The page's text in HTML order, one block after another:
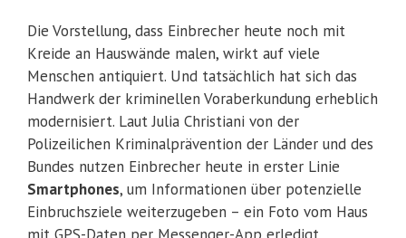
Die Vorstellung, dass Einbrecher heute noch mit
Kreide an Hauswände malen, wirkt auf viele
Menschen antiquiert. Und tatsächlich hat sich das
Handwerk der kriminellen Voraberkundung erheblich
modernisiert. Laut Julia Christiani von der
Polizeilichen Kriminalprävention der Länder und des
Bundes nutzen Einbrecher heute in erster Linie
Smartphones, um Informationen über potenzielle
Einbruchsziele weiterzugeben – ein Foto vom Haus